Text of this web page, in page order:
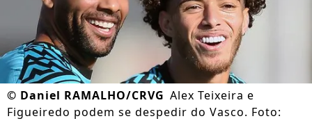
© Daniel RAMALHO/CRVG Alex Teixeira e
Figueiredo podem se despedir do Vasco. Foto: